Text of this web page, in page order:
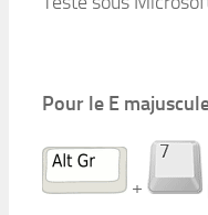
Pour le E
+